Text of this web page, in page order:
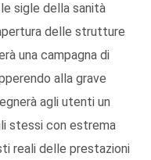
sigle della sanità
delle strutture
una campagna di
alla grave
agli utenti un
stessi con estrema
reali delle prestazioni